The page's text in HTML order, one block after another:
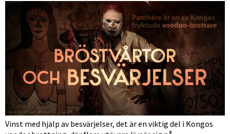
Vinst med hjälp av besvärjelser, det är en viktig del i Kongos